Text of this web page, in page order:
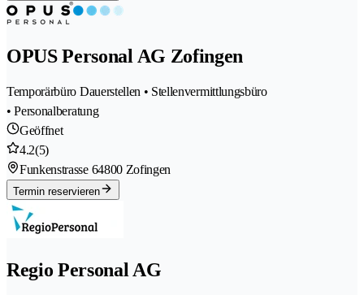
OPUS Personal AG Zofingen
Temporärbüro Dauerstellen • Stellenvermittlungsbüro
• Personalberatung
Geöffnet
4.2(5)
Funkenstrasse 64800 Zofingen
Termin reservieren
Regio Personal AG